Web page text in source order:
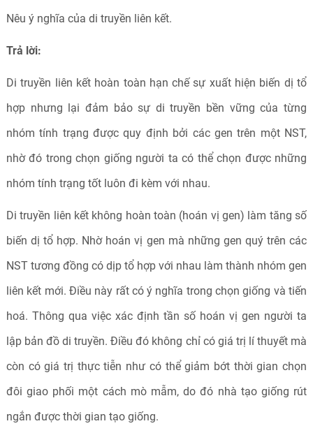
Nêu ý nghĩa của di truyền liên kết.
Trả lời:
Di truyền liên kết hoàn toàn hạn chế sự xuất hiện biến dị tổ
hợp nhưng lại đảm bảo sự di truyền bền vững của từng
nhóm tính trạng được quy định bởi các gen trên một NST,
nhờ đó trong chọn giống người ta có thể chọn được những
nhóm tính trạng tốt luôn đi kèm với nhau.
Di truyền liên kết không hoàn toàn (hoán vị gen) làm tăng số
biến dị tổ hợp. Nhờ hoán vị gen mà những gen quý trên các
NST tương đồng có dịp tổ hợp với nhau làm thành nhóm gen
liên kết mới. Điều này rất có ý nghĩa trong chọn giống và tiến
hoá. Thông qua việc xác định tần số hoán vị gen người ta
lập bản đồ di truyền. Điều đó không chỉ có giá trị lí thuyết mà
còn có giá trị thực tiễn như có thể giảm bớt thời gian chọn
đôi giao phối một cách mò mẫm, do đó nhà tạo giống rút
ngắn được thời gian tạo giống.